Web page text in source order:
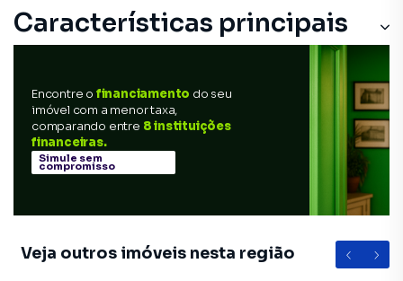
Características principais
Encontre o financiamento do seu
imóvel com a menor taxa,
comparando entre 8 instituições
financeiras.
Simule sem
compromisso
Veja outros imóveis nesta região